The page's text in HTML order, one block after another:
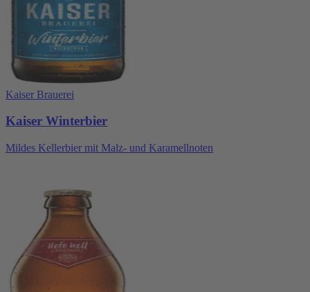
Kaiser Brauerei
Kaiser Winterbier
Mildes Kellerbier mit Malz- und Karamellnoten